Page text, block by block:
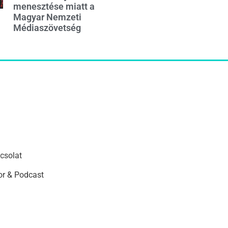
menesztése miatt a
Magyar Nemzeti
Médiaszövetség
& Podcast